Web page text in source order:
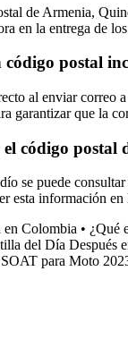
de Armenia,
en la entrega de
código postal
al enviar correo
garantizar que la
el código
se puede
esta información
en Colombia • ¿Qué
del Día Después
para Moto